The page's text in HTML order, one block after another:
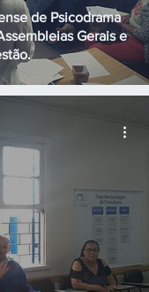
de Psicodrama
Gerais e